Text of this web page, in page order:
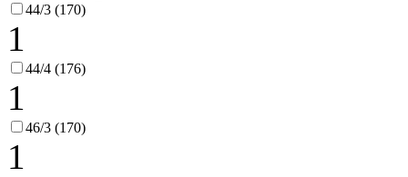
44/3 (170)
1
44/4 (176)
1
46/3 (170)
1